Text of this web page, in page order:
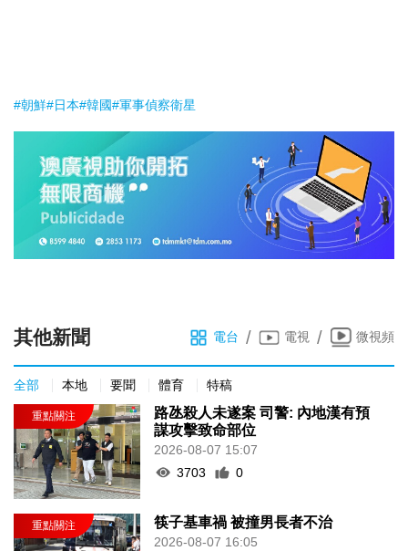
#朝鮮#日本#韓國#軍事偵察衛星
其他新聞 電台 / 電視 / 微視頻
全部 本地 要聞 體育 特稿
路氹殺人未遂案 司警: 內地漢有預
謀攻擊致命部位
2026-08-07 15:07
3703
0
筷子基車禍 被撞男長者不治
2026-08-07 16:05